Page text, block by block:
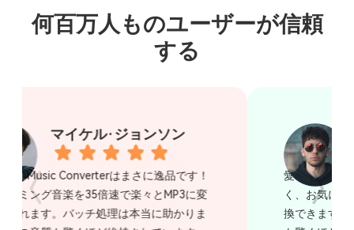
何百万人ものユーザーが信頼
する
く、お気に入りの曲をあっという間に保存・変
換できます。元の音質はそのままに、処理速度
も驚くほど速いです。コレクションをアップグ